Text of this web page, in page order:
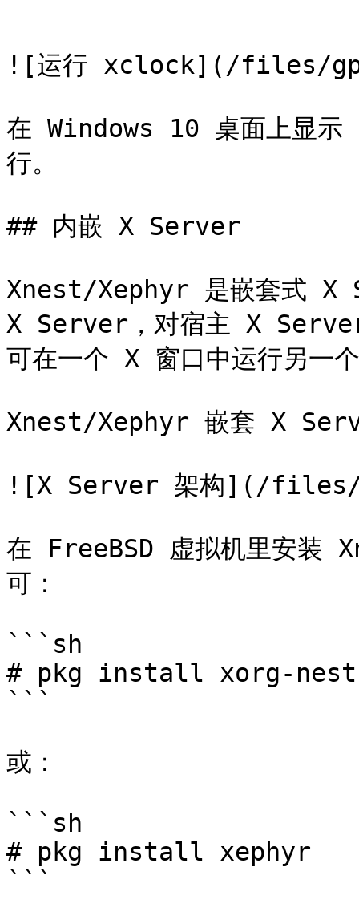
![运行 xclock](/files/
在 Windows 10 桌面上显
行。
## 内嵌 X Server
Xnest/Xephyr 是嵌套式 X
X Server，对宿主 X
可在一个 X 窗口中运行另一
Xnest/Xephyr 嵌套 X
![X Server 架构](/files/
在 FreeBSD 虚拟机里安装
可：
```sh
# pkg install xorg-
```
或：
```sh
# pkg install xephyr
```